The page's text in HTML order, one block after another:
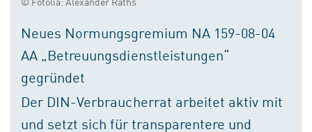
Neues Normungsgremium NA 159-08-04
AA „Betreuungsdienstleistungen“
gegründet
Der DIN-Verbraucherrat arbeitet aktiv mit
und setzt sich für transparentere und